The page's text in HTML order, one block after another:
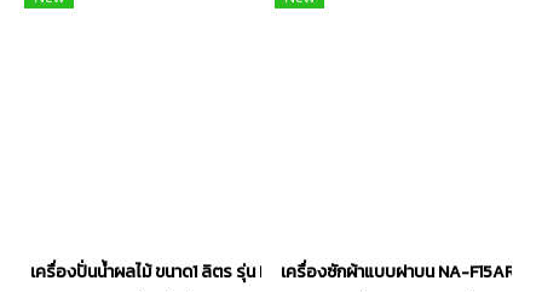
เครื่องปั่นน้ำผลไม้ ขนาด1 ลิตร รุ่น MX-EP3111WSNเครื่องซักผ้าแบบฝาบน NA-